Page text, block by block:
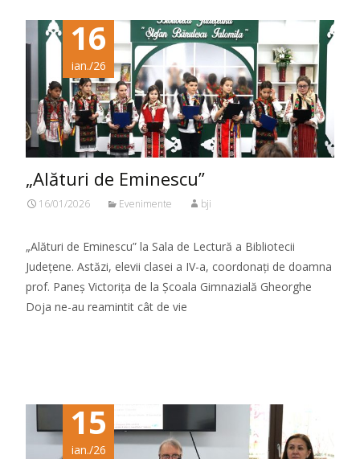
16
ian./26
„Alături de Eminescu”
16/01/2026 Evenimente bji
„Alături de Eminescu” la Sala de Lectură a Bibliotecii
Județene. Astăzi, elevii clasei a IV-a, coordonați de doamna
prof. Paneș Victorița de la Școala Gimnazială Gheorghe
Doja ne-au reamintit cât de vie
15
ian./26